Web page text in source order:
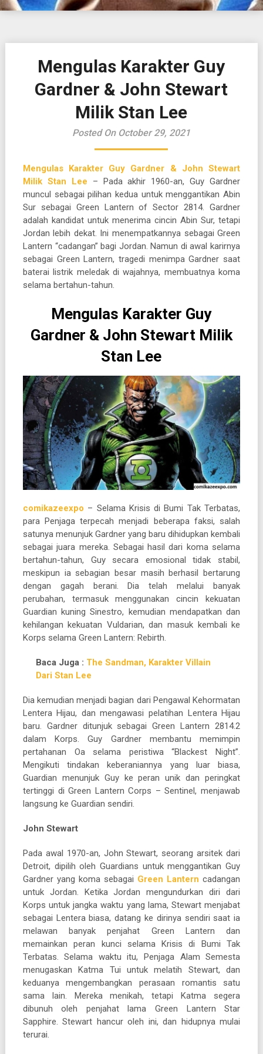
Mengulas Karakter Guy
Gardner & John Stewart
Milik Stan Lee
Posted On October 29, 2021
Mengulas Karakter Guy Gardner & John Stewart
Milik Stan Lee – Pada akhir 1960-an, Guy Gardner
muncul sebagai pilihan kedua untuk menggantikan Abin
Sur sebagai Green Lantern of Sector 2814. Gardner
adalah kandidat untuk menerima cincin Abin Sur, tetapi
Jordan lebih dekat. Ini menempatkannya sebagai Green
Lantern “cadangan” bagi Jordan. Namun di awal karirnya
sebagai Green Lantern, tragedi menimpa Gardner saat
baterai listrik meledak di wajahnya, membuatnya koma
selama bertahun-tahun.
Mengulas Karakter Guy
Gardner & John Stewart Milik
Stan Lee
comikazeexpo – Selama Krisis di Bumi Tak Terbatas,
para Penjaga terpecah menjadi beberapa faksi, salah
satunya menunjuk Gardner yang baru dihidupkan kembali
sebagai juara mereka. Sebagai hasil dari koma selama
bertahun-tahun, Guy secara emosional tidak stabil,
meskipun ia sebagian besar masih berhasil bertarung
dengan gagah berani. Dia telah melalui banyak
perubahan, termasuk menggunakan cincin kekuatan
Guardian kuning Sinestro, kemudian mendapatkan dan
kehilangan kekuatan Vuldarian, dan masuk kembali ke
Korps selama Green Lantern: Rebirth.
Baca Juga : The Sandman, Karakter Villain
Dari Stan Lee
Dia kemudian menjadi bagian dari Pengawal Kehormatan
Lentera Hijau, dan mengawasi pelatihan Lentera Hijau
baru. Gardner ditunjuk sebagai Green Lantern 2814.2
dalam Korps. Guy Gardner membantu memimpin
pertahanan Oa selama peristiwa “Blackest Night”.
Mengikuti tindakan keberaniannya yang luar biasa,
Guardian menunjuk Guy ke peran unik dan peringkat
tertinggi di Green Lantern Corps – Sentinel, menjawab
langsung ke Guardian sendiri.
John Stewart
Pada awal 1970-an, John Stewart, seorang arsitek dari
Detroit, dipilih oleh Guardians untuk menggantikan Guy
Gardner yang koma sebagai Green Lantern cadangan
untuk Jordan. Ketika Jordan mengundurkan diri dari
Korps untuk jangka waktu yang lama, Stewart menjabat
sebagai Lentera biasa, datang ke dirinya sendiri saat ia
melawan banyak penjahat Green Lantern dan
memainkan peran kunci selama Krisis di Bumi Tak
Terbatas. Selama waktu itu, Penjaga Alam Semesta
menugaskan Katma Tui untuk melatih Stewart, dan
keduanya mengembangkan perasaan romantis satu
sama lain. Mereka menikah, tetapi Katma segera
dibunuh oleh penjahat lama Green Lantern Star
Sapphire. Stewart hancur oleh ini, dan hidupnya mulai
terurai.